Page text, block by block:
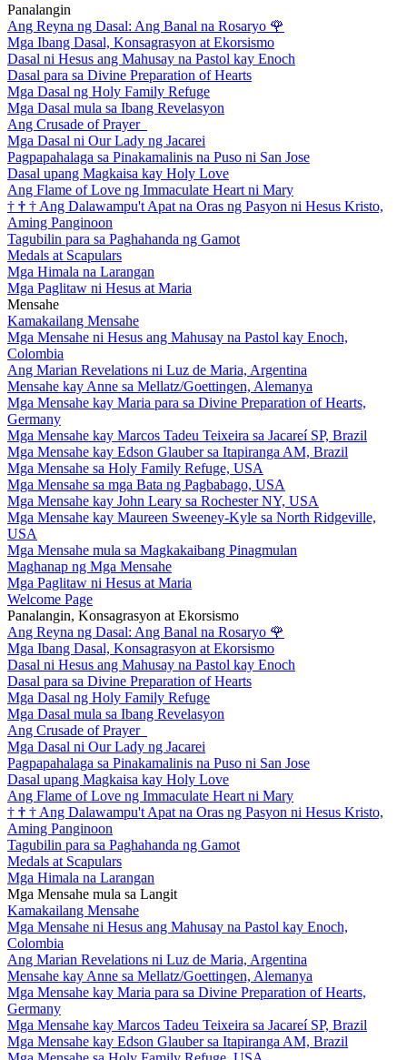
Panalangin
Ang Reyna ng Dasal: Ang Banal na Rosaryo 🌹
Mga Ibang Dasal, Konsagrasyon at Ekorsismo
Dasal ni Hesus ang Mahusay na Pastol kay Enoch
Dasal para sa Divine Preparation of Hearts
Mga Dasal ng Holy Family Refuge
Mga Dasal mula sa Ibang Revelasyon
Ang Crusade of Prayer
Mga Dasal ni Our Lady ng Jacarei
Pagpapahalaga sa Pinakamalinis na Puso ni San Jose
Dasal upang Magkaisa kay Holy Love
Ang Flame of Love ng Immaculate Heart ni Mary
† † † Ang Dalawampu't Apat na Oras ng Pasyon ni Hesus Kristo,
Aming Panginoon
Tagubilin para sa Paghahanda ng Gamot
Medals at Scapulars
Mga Himala na Larangan
Mga Paglitaw ni Hesus at Maria
Mensahe
Kamakailang Mensahe
Mga Mensahe ni Hesus ang Mahusay na Pastol kay Enoch,
Colombia
Ang Marian Revelations ni Luz de Maria, Argentina
Mensahe kay Anne sa Mellatz/Goettingen, Alemanya
Mga Mensahe kay Maria para sa Divine Preparation of Hearts,
Germany
Mga Mensahe kay Marcos Tadeu Teixeira sa Jacareí SP, Brazil
Mga Mensahe kay Edson Glauber sa Itapiranga AM, Brazil
Mga Mensahe sa Holy Family Refuge, USA
Mga Mensahe sa mga Bata ng Pagbabago, USA
Mga Mensahe kay John Leary sa Rochester NY, USA
Mga Mensahe kay Maureen Sweeney-Kyle sa North Ridgeville,
USA
Mga Mensahe mula sa Magkakaibang Pinagmulan
Maghanap ng Mga Mensahe
Mga Paglitaw ni Hesus at Maria
Welcome Page
Panalangin, Konsagrasyon at Ekorsismo
Ang Reyna ng Dasal: Ang Banal na Rosaryo 🌹
Mga Ibang Dasal, Konsagrasyon at Ekorsismo
Dasal ni Hesus ang Mahusay na Pastol kay Enoch
Dasal para sa Divine Preparation of Hearts
Mga Dasal ng Holy Family Refuge
Mga Dasal mula sa Ibang Revelasyon
Ang Crusade of Prayer
Mga Dasal ni Our Lady ng Jacarei
Pagpapahalaga sa Pinakamalinis na Puso ni San Jose
Dasal upang Magkaisa kay Holy Love
Ang Flame of Love ng Immaculate Heart ni Mary
† † † Ang Dalawampu't Apat na Oras ng Pasyon ni Hesus Kristo,
Aming Panginoon
Tagubilin para sa Paghahanda ng Gamot
Medals at Scapulars
Mga Himala na Larangan
Mga Mensahe mula sa Langit
Kamakailang Mensahe
Mga Mensahe ni Hesus ang Mahusay na Pastol kay Enoch,
Colombia
Ang Marian Revelations ni Luz de Maria, Argentina
Mensahe kay Anne sa Mellatz/Goettingen, Alemanya
Mga Mensahe kay Maria para sa Divine Preparation of Hearts,
Germany
Mga Mensahe kay Marcos Tadeu Teixeira sa Jacareí SP, Brazil
Mga Mensahe kay Edson Glauber sa Itapiranga AM, Brazil